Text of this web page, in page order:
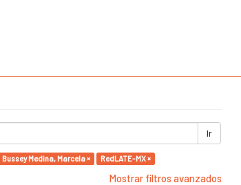
Ir
Bussey Medina, Marcela × RedLATE-MX ×
Mostrar filtros avanzados